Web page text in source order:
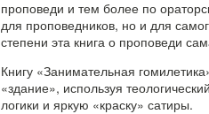
проповеди и тем более по
для проповедников, но и для
степени эта книга о проповеди
Книгу «Занимательная
«здание», используя
логики и яркую «краску» сатиры.